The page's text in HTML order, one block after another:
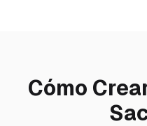
Cómo